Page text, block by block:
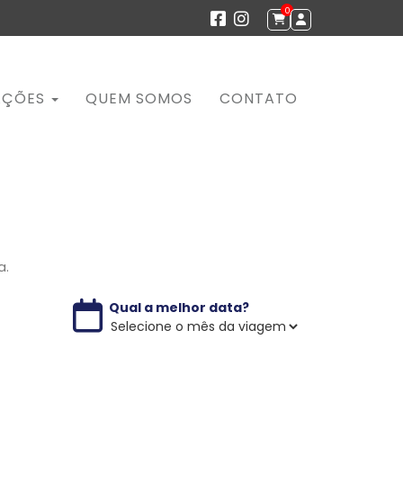
0
QUEM SOMOS CONTATO
Qual a melhor data?